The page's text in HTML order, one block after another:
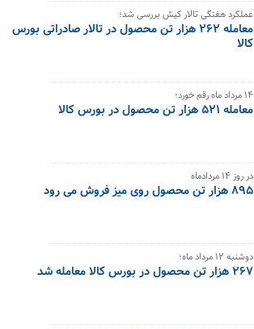
عملکرد هفتگی تالار کیش بررسی شد؛
معامله ۲۶۲ هزار تن محصول در تالار صادراتی بورس
کالا
۱۴ مرداد ماه رقم خورد؛
معامله ۵۲۱ هزار تن محصول در بورس کالا
در روز ۱۴ مردادماه
۸۹۵ هزار تن محصول روی میز فروش می رود
دوشنبه ۱۲ مرداد ماه؛
۲۶۷ هزار تن محصول در بورس کالا معامله شد